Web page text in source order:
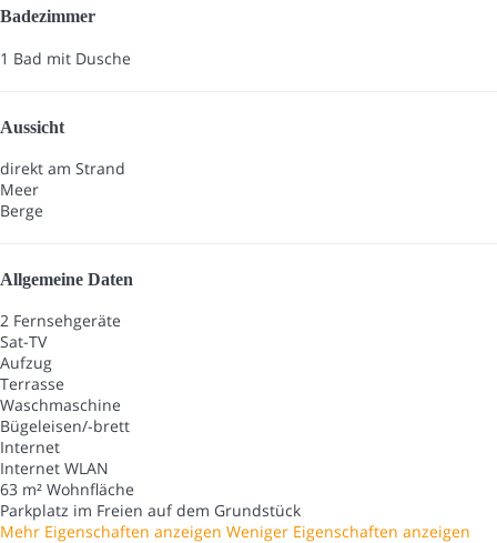
Badezimmer
1 Bad mit Dusche
Aussicht
direkt am Strand
Meer
Berge
Allgemeine Daten
2 Fernsehgeräte
Sat-TV
Aufzug
Terrasse
Waschmaschine
Bügeleisen/-brett
Internet
Internet WLAN
63 m² Wohnfläche
Parkplatz im Freien auf dem Grundstück
Mehr Eigenschaften anzeigen Weniger Eigenschaften anzeigen